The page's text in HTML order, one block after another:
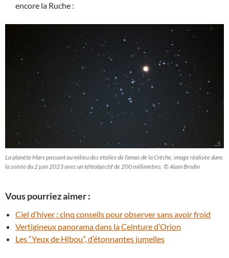
encore la Ruche :
La planète Mars passant au milieu des étoiles de l’amas de la Crèche, image réalisée dans
la soirée du 2 juin 2023 avec un téléobjectif de 200 millimètres. © Alain Brodin
Vous pourriez aimer :
Ciel d’hiver : cinq conseils pour observer sans avoir froid
Vertigineux panorama dans la Ceinture d’Orion
Les “Yeux de Hibou”, d’étonnantes jumelles